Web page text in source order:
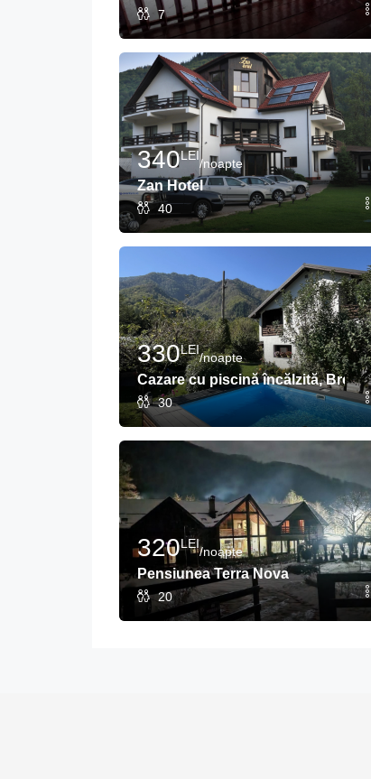
7
340LEI
/noapte
Zan Hotel
40
330LEI
/noapte
Cazare cu piscină încălzită, Brezoi
30
320LEI
/noapte
Pensiunea Terra Nova
20